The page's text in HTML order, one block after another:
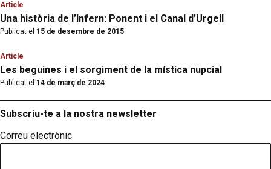
Article
Una història de l’Infern: Ponent i el Canal d’Urgell
Publicat el 15 de desembre de 2015
Article
Les beguines i el sorgiment de la mística nupcial
Publicat el 14 de març de 2024
Subscriu-te a la nostra newsletter
Correu electrònic